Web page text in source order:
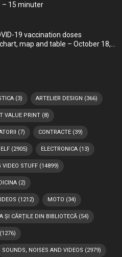
– 15 minuter
19 vaccination doses
map and table – October 18,
(3) ARTELIER DESIGN (366)
VALUE PRINT(8)
(7) CONTRACTE(39)
(2905) ELECTRONICA(13)
VIDEO STUFF(14899)
(2)
(1212) MOTO (34)
ȘI CĂRȚILE DIN BIBLIOTECĂ(54)
(1276)
SOUNDS, NOISES AND VIDEOS (2979)